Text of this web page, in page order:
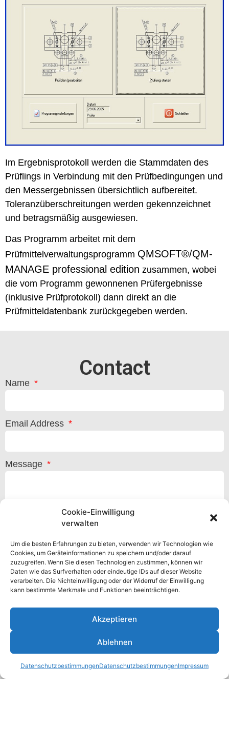
Cookie-Einwilligung
verwalten
Um die besten Erfahrungen zu bieten, verwenden wir Technologien wie
Cookies, um Geräteinformationen zu speichern und/oder darauf
zuzugreifen. Wenn Sie diesen Technologien zustimmen, können wir
Daten wie das Surfverhalten oder eindeutige IDs auf dieser Website
verarbeiten. Die Nichteinwilligung oder der Widerruf der Einwilligung
kann bestimmte Merkmale und Funktionen beeinträchtigen.
Akzeptieren
Ablehnen
DatenschutzbestimmungenDatenschutzbestimmungenImpressum
Im Ergebnisprotokoll werden die Stammdaten des
Prüflings in Verbindung mit den Prüfbedingungen und
den Messergebnissen übersichtlich aufbereitet.
Toleranzüberschreitungen werden gekennzeichnet
und betragsmäßig ausgewiesen.
Das Programm arbeitet mit dem
Prüfmittelverwaltungsprogramm QMSOFT®/QM-
MANAGE professional edition zusammen, wobei
die vom Programm gewonnenen Prüfergebnisse
(inklusive Prüfprotokoll) dann direkt an die
Prüfmitteldatenbank zurückgegeben werden.
Contact
Name
Email Address
Message
Privacy Policy
I accept the privacy policy of the website and have
given my consent to Google reCAPTCHA.
Send Message